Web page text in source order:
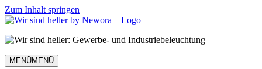
Zum Inhalt springen
MENÜMENÜ